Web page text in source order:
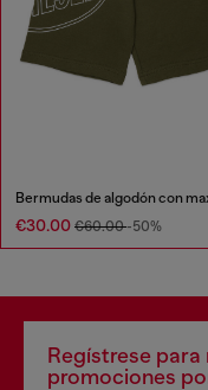
€30.00 €60.00-50%
Regístrese
promociones